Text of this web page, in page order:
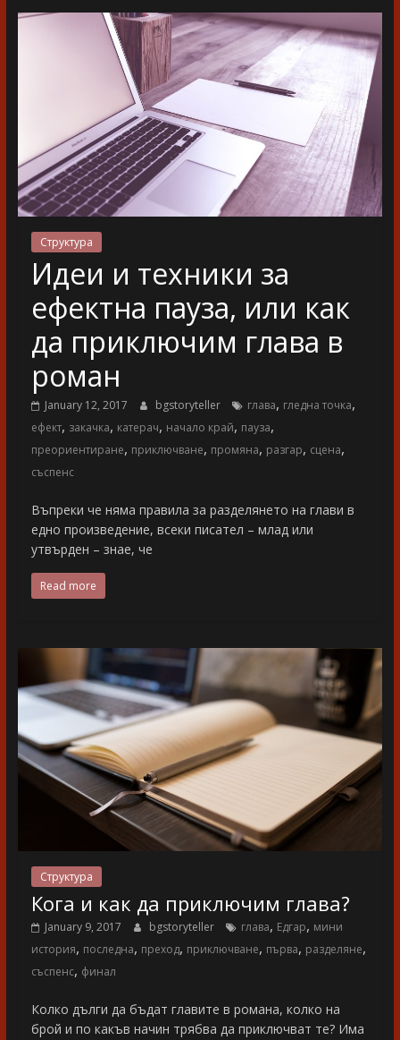
разказ
Структура
Идеи и техники за
ефектна пауза, или как
да приключим глава в
роман
January 12, 2017 bgstoryteller глава, гледна точка,
ефект, закачка, катерач, начало край, пауза,
преориентиране, приключване, промяна, разгар, сцена,
съспенс
Въпреки че няма правила за разделянето на глави в
едно произведение, всеки писател – млад или
утвърден – знае, че
Read more
Структура
Кога и как да приключим глава?
January 9, 2017 bgstoryteller глава, Едгар, мини
история, последна, преход, приключване, първа, разделяне,
съспенс, финал
Колко дълги да бъдат главите в романа, колко на
брой и по какъв начин трябва да приключват те? Има